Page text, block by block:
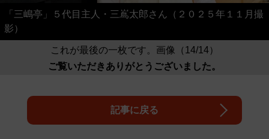
「三嶋亭」５代目主人・三嶌太郎さん（２０２５年１１月撮
影）
これが最後の一枚です。画像（14/14）
ご覧いただきありがとうございました。
記事に戻る